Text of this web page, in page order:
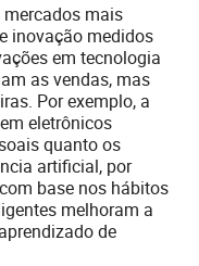
mais
inovação medidos
em tecnologia
as vendas, mas
Por exemplo, a
eletrônicos
quanto os
artificial, por
base nos hábitos
melhoram a
de